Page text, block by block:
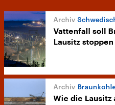
Vattenfall soll
Lausitz stoppen
Wie die Lausitz